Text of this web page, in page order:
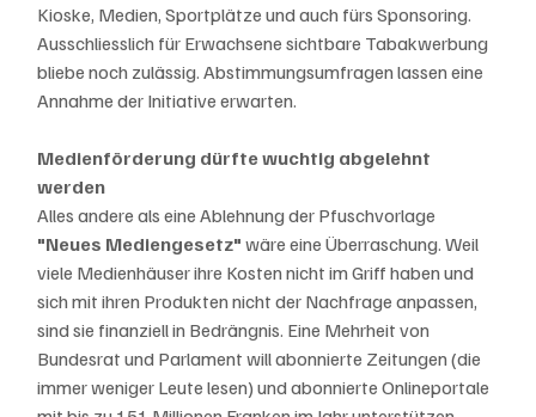
Kioske, Medien, Sportplätze und auch fürs Sponsoring.
Ausschliesslich für Erwachsene sichtbare Tabakwerbung
bliebe noch zulässig. Abstimmungsumfragen lassen eine
Annahme der Initiative erwarten.
Medienförderung dürfte wuchtig abgelehnt
werden
Alles andere als eine Ablehnung der Pfuschvorlage
"Neues Mediengesetz" wäre eine Überraschung. Weil
viele Medienhäuser ihre Kosten nicht im Griff haben und
sich mit ihren Produkten nicht der Nachfrage anpassen,
sind sie finanziell in Bedrängnis. Eine Mehrheit von
Bundesrat und Parlament will abonnierte Zeitungen (die
immer weniger Leute lesen) und abonnierte Onlineportale